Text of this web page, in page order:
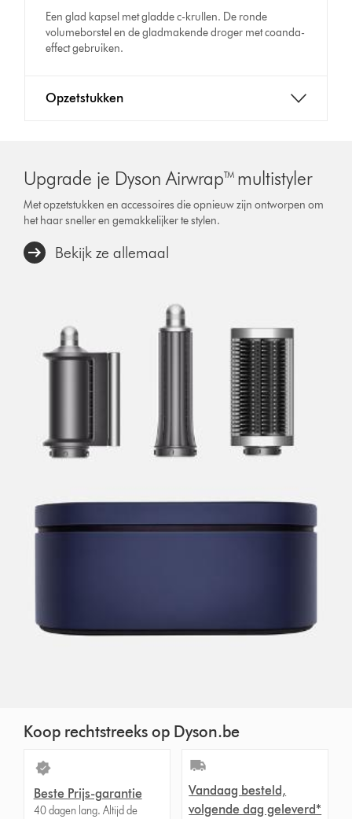
Een glad kapsel met gladde c-krullen. De ronde
volumeborstel en de gladmakende droger met coanda-
effect gebruiken.
Opzetstukken
Upgrade je Dyson Airwrap™ multistyler
Met opzetstukken en accessoires die opnieuw zijn ontworpen om
het haar sneller en gemakkelijker te stylen.
Bekijk ze allemaal
Koop rechtstreeks op Dyson.be
Beste Prijs-garantie
40 dagen lang. Altijd de
Vandaag besteld,
volgende dag geleverd*